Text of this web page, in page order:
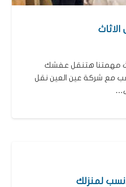
الاثاث
مهمتنا هتنقل عفشك
مع شركة عين العين نقل
لمنزلك